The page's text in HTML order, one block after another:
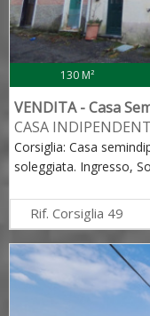
130 M²
VENDITA - Casa
CASA
Corsiglia: Casa
soleggiata. Ingresso,
Rif. Corsiglia 49